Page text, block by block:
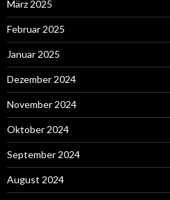
März 2025
Februar 2025
Januar 2025
Dezember 2024
November 2024
Oktober 2024
September 2024
August 2024